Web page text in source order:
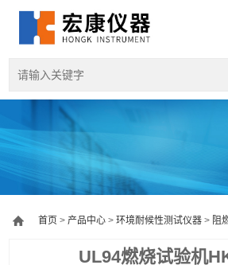
首页 >产品中心 >环境耐候性测试仪器 > 阻
UL94燃烧试验机